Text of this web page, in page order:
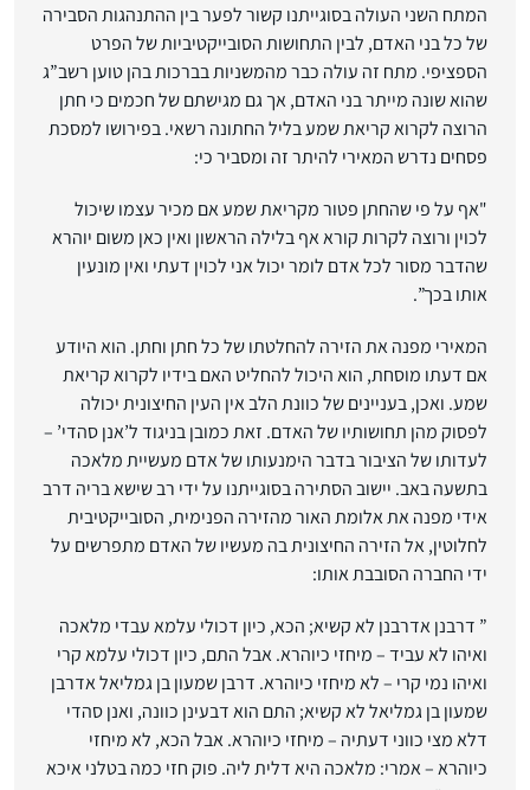
המתח השני העולה בסוגייתנו קשור לפער בין ההתנהגות הסבירה
של כל בני האדם, לבין התחושות הסובייקטיביות של הפרט
הספציפי. מתח זה עולה כבר מהמשניות בברכות בהן טוען רשב”ג
שהוא שונה מייתר בני האדם, אך גם מגישתם של חכמים כי חתן
הרוצה לקרוא קריאת שמע בליל החתונה רשאי. בפירושו למסכת
פסחים נדרש המאירי להיתר זה ומסביר כי:
"אף על פי שהחתן פטור מקריאת שמע אם מכיר עצמו שיכול
לכוין ורוצה לקרות קורא אף בלילה הראשון ואין כאן משום יוהרא
שהדבר מסור לכל אדם לומר יכול אני לכוין דעתי ואין מונעין
אותו בכך”.
המאירי מפנה את הזירה להחלטתו של כל חתן וחתן. הוא היודע
אם דעתו מוסחת, הוא היכול להחליט האם בידיו לקרוא קריאת
שמע. ואכן, בעניינים של כוונת הלב אין העין החיצונית יכולה
לפסוק מהן תחושותיו של האדם. זאת כמובן בניגוד ל’אנן סהדי’ –
לעדותו של הציבור בדבר הימנעותו של אדם מעשיית מלאכה
בתשעה באב. יישוב הסתירה בסוגייתנו על ידי רב שישא בריה דרב
אידי מפנה את אלומת האור מהזירה הפנימית, הסובייקטיבית
לחלוטין, אל הזירה החיצונית בה מעשיו של האדם מתפרשים על
ידי החברה הסובבת אותו:
” דרבנן אדרבנן לא קשיא; הכא, כיון דכולי עלמא עבדי מלאכה
ואיהו לא עביד – מיחזי כיוהרא. אבל התם, כיון דכולי עלמא קרי
ואיהו נמי קרי – לא מיחזי כיוהרא. דרבן שמעון בן גמליאל אדרבן
שמעון בן גמליאל לא קשיא; התם הוא דבעינן כוונה, ואנן סהדי
דלא מצי כווני דעתיה – מיחזי כיוהרא. אבל הכא, לא מיחזי
כיוהרא – אמרי: מלאכה היא דלית ליה. פוק חזי כמה בטלני איכא